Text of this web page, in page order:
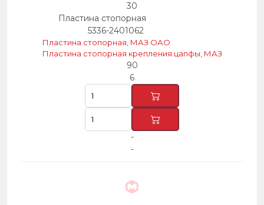
30
Пластина стопорная
5336-2401062
Пластина стопорная, МАЗ ОАО
Пластина стопорная крепления цапфы, МАЗ
90
6
-
-